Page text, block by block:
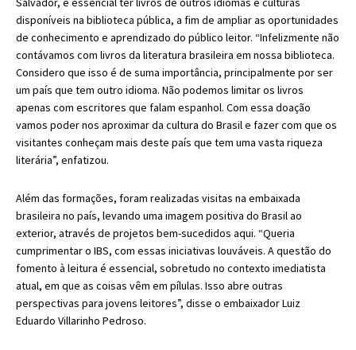
disponíveis na biblioteca pública, a fim de ampliar as oportunidades
de conhecimento e aprendizado do público leitor. “Infelizmente não
contávamos com livros da literatura brasileira em nossa biblioteca.
Considero que isso é de suma importância, principalmente por ser
um país que tem outro idioma. Não podemos limitar os livros
apenas com escritores que falam espanhol. Com essa doação
vamos poder nos aproximar da cultura do Brasil e fazer com que os
visitantes conheçam mais deste país que tem uma vasta riqueza
literária”, enfatizou.
Além das formações, foram realizadas visitas na embaixada
brasileira no país, levando uma imagem positiva do Brasil ao
exterior, através de projetos bem-sucedidos aqui. “Queria
cumprimentar o IBS, com essas iniciativas louváveis. A questão do
fomento à leitura é essencial, sobretudo no contexto imediatista
atual, em que as coisas vêm em pílulas. Isso abre outras
perspectivas para jovens leitores”, disse o embaixador Luiz
Eduardo Villarinho Pedroso.